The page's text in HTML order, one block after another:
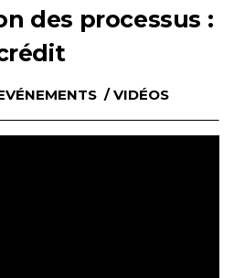
des processus :
/VIDÉOS